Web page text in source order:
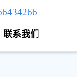
联系我们